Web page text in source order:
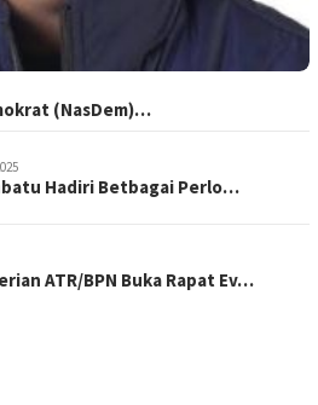
(NasDem)…
Hadiri Betbagai Perlo…
ATR/BPN Buka Rapat Ev…